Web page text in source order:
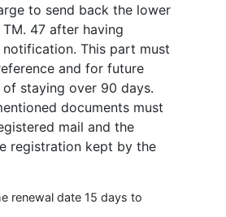
to send back the lower
47 after hav­ing
This part must
and for future
stay­ing over 90 days.
doc­u­ments must
mail and the
reg­is­tra­tion kept by the
renewal date 15 days to